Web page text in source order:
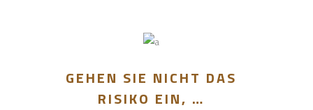
GEHEN SIE NICHT DAS
RISIKO EIN, …